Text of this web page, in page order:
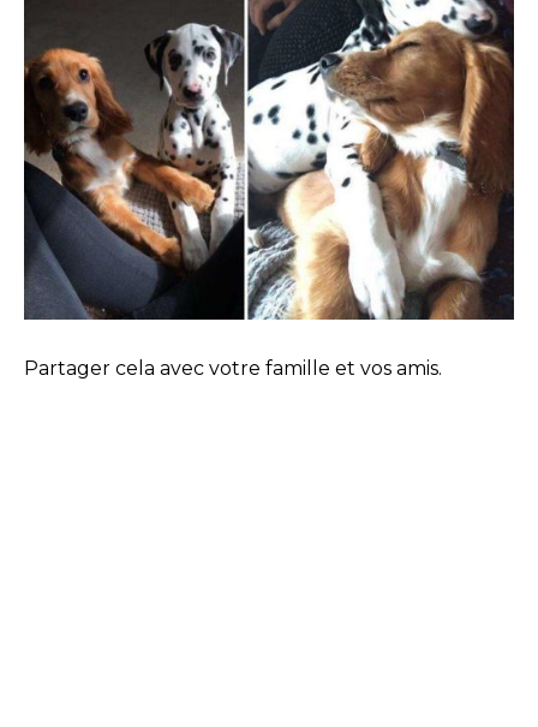
Partager cela avec votre famille et vos amis.